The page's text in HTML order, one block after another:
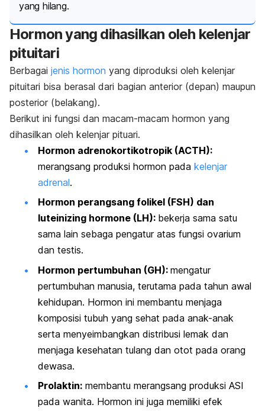
yang hilang.
Hormon yang dihasilkan oleh kelenjar
pituitari
Berbagai jenis hormon yang diproduksi oleh kelenjar
pituitari bisa berasal dari bagian anterior (depan) maupun
posterior (belakang).
Berikut ini fungsi dan macam-macam hormon yang
dihasilkan oleh kelenjar pituari.
Hormon adrenokortikotropik (ACTH):
merangsang produksi hormon pada kelenjar
adrenal.
Hormon perangsang folikel (FSH) dan
luteinizing hormone (LH): bekerja sama satu
sama lain sebaga pengatur atas fungsi ovarium
dan testis.
Hormon pertumbuhan (GH): mengatur
pertumbuhan manusia, terutama pada tahun awal
kehidupan. Hormon ini membantu menjaga
komposisi tubuh yang sehat pada anak-anak
serta menyeimbangkan distribusi lemak dan
menjaga kesehatan tulang dan otot pada orang
dewasa.
Prolaktin: membantu merangsang produksi ASI
pada wanita. Hormon ini juga memiliki efek